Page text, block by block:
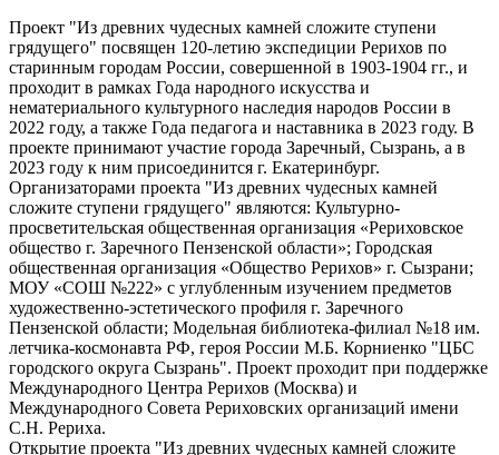
Проект "Из древних чудесных камней сложите ступени
грядущего" посвящен 120-летию экспедиции Рерихов по
старинным городам России, совершенной в 1903-1904 гг., и
проходит в рамках Года народного искусства и
нематериального культурного наследия народов России в
2022 году, а также Года педагога и наставника в 2023 году. В
проекте принимают участие города Заречный, Сызрань, а в
2023 году к ним присоединится г. Екатеринбург.
Организаторами проекта "Из древних чудесных камней
сложите ступени грядущего" являются: Культурно-
просветительская общественная организация «Рериховское
общество г. Заречного Пензенской области»; Городская
общественная организация «Общество Рерихов» г. Сызрани;
МОУ «СОШ №222» с углубленным изучением предметов
художественно-эстетического профиля г. Заречного
Пензенской области; Модельная библиотека-филиал №18 им.
летчика-космонавта РФ, героя России М.Б. Корниенко "ЦБС
городского округа Сызрань". Проект проходит при поддержке
Международного Центра Рерихов (Москва) и
Международного Совета Рериховских организаций имени
С.Н. Рериха.
Открытие проекта "Из древних чудесных камней сложите